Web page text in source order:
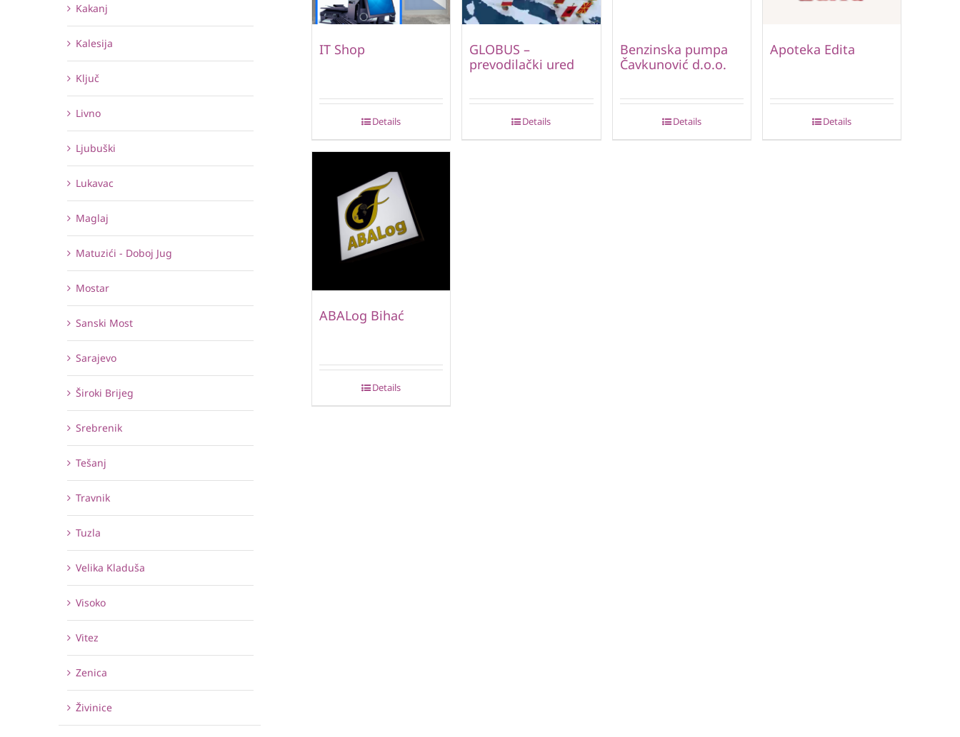
IT Shop
Details
GLOBUS –
prevodilački ured
Details
Benzinska pumpa
Čavkunović d.o.o.
Details
Apoteka Edita
Details
ABALog Bihać
Details
Kakanj
Kalesija
Ključ
Livno
Ljubuški
Lukavac
Maglaj
Matuzići - Doboj Jug
Mostar
Sanski Most
Sarajevo
Široki Brijeg
Srebrenik
Tešanj
Travnik
Tuzla
Velika Kladuša
Visoko
Vitez
Zenica
Živinice